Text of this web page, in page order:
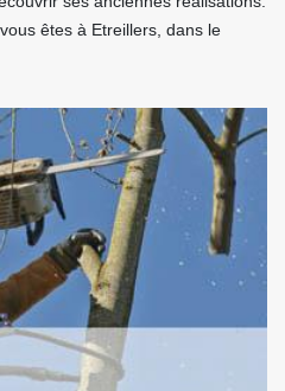
êtes à Etreillers, dans le